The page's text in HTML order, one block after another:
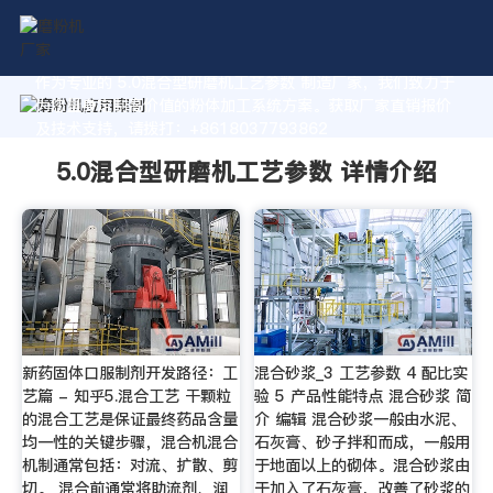
作为专业的 5.0混合型研磨机工艺参数 制造厂家，我们致力于
为您量身定制高价值的粉体加工系统方案。获取厂家直销报价
5.0混合型研磨机工艺参数 详情介绍
新药固体口服制剂开发路径：工
艺篇 - 知乎5.混合工艺 干颗粒
的混合工艺是保证最终药品含量
均一性的关键步骤，混合机混合
机制通常包括：对流、扩散、剪
混合砂浆_3 工艺参数 4 配比实
验 5 产品性能特点 混合砂浆 简
介 编辑 混合砂浆一般由水泥、
石灰膏、砂子拌和而成，一般用
于地面以上的砌体。混合砂浆由